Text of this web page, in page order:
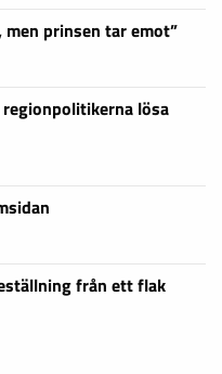
prinsen tar emot”
lösa
från ett flak